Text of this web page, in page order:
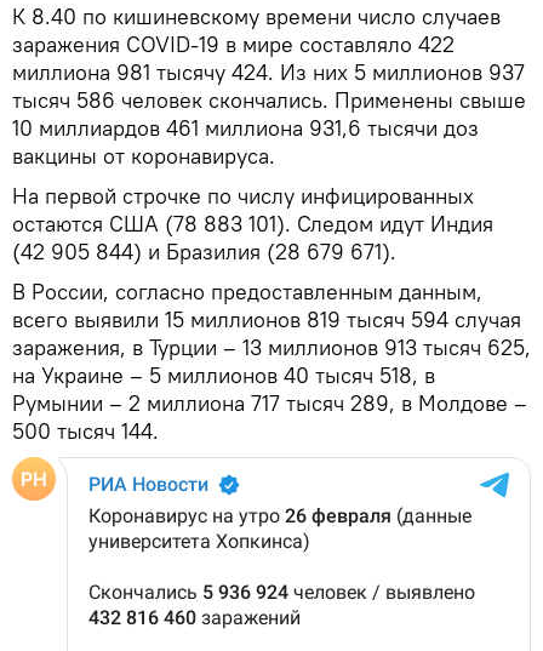
К 8.40 по кишиневскому времени число случаев
заражения COVID-19 в мире составляло 422
миллиона 981 тысячу 424. Из них 5 миллионов 937
тысяч 586 человек скончались. Применены свыше
10 миллиардов 461 миллиона 931,6 тысячи доз
вакцины от коронавируса.
На первой строчке по числу инфицированных
остаются США (78 883 101). Следом идут Индия
(42 905 844) и Бразилия (28 679 671).
В России, согласно предоставленным данным,
всего выявили 15 миллионов 819 тысяч 594 случая
заражения, в Турции – 13 миллионов 913 тысяч 625,
на Украине – 5 миллионов 40 тысяч 518, в
Румынии – 2 миллиона 717 тысяч 289, в Молдове –
500 тысяч 144.